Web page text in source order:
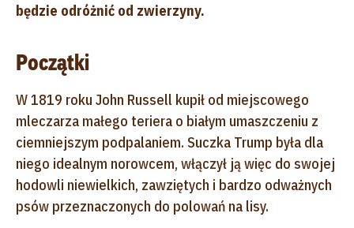
będzie odróżnić od zwierzyny.
Początki
W 1819 roku John Russell kupił od miejscowego
mleczarza małego teriera o białym umaszczeniu z
ciemniejszym podpalaniem. Suczka Trump była dla
niego idealnym norowcem, włączył ją więc do swojej
hodowli niewielkich, zawziętych i bardzo odważnych
psów przeznaczonych do polowań na lisy.